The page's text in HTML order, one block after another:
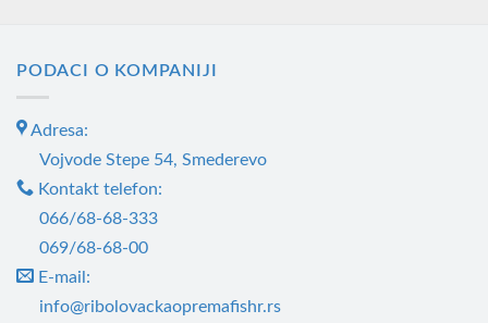
PODACI O KOMPANIJI
Adresa:
Vojvode Stepe 54, Smederevo
Kontakt telefon:
066/68-68-333
069/68-68-00
E-mail:
info@ribolovackaopremafishr.rs